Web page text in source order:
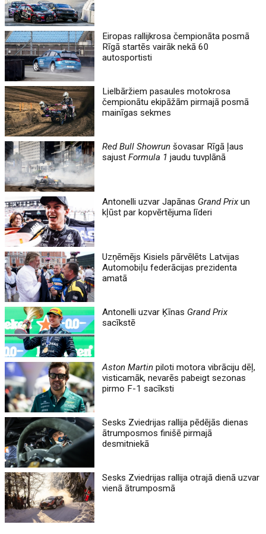
Eiropas rallijkrosa čempionāta posmā
Rīgā startēs vairāk nekā 60
autosportisti
Lielbāržiem pasaules motokrosa
čempionātu ekipāžām pirmajā posmā
mainīgas sekmes
Red Bull Showrun šovasar Rīgā ļaus
sajustFormula 1 jaudu tuvplānā
Antonelli uzvar Japānas Grand Prixun
kļūst par kopvērtējuma līderi
Uzņēmējs Kisiels pārvēlēts Latvijas
Automobiļu federācijas prezidenta
amatā
Antonelli uzvar Ķīnas Grand Prix
sacīkstē
Aston Martin piloti motora vibrāciju dēļ,
visticamāk, nevarēs pabeigt sezonas
pirmo F-1 sacīksti
Sesks Zviedrijas rallija pēdējās dienas
ātrumposmos finišē pirmajā
desmitniekā
Sesks Zviedrijas rallija otrajā dienā uzvar
vienā ātrumposmā